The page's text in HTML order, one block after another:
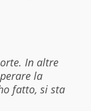
In altre
la
fatto, si sta